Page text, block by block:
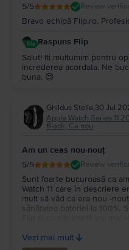
5/5 Review
Bravo echipă Flip.ro.
Raspuns Flip
Salut! Iti multumim pentru
increderea acordata. Ne
buna. 😍
Ghildus Stella,30 Jul
Apple Watch Series 11
Black, Ca nou
Am un ceas nou-nouț
5/5 Review
Sunt foarte bucuroasă ca
Watch 11 care în descriere
mult să văd ca era nou -
sănătatea bateriei la 100%.
cu clienții.
Vezi mai mult